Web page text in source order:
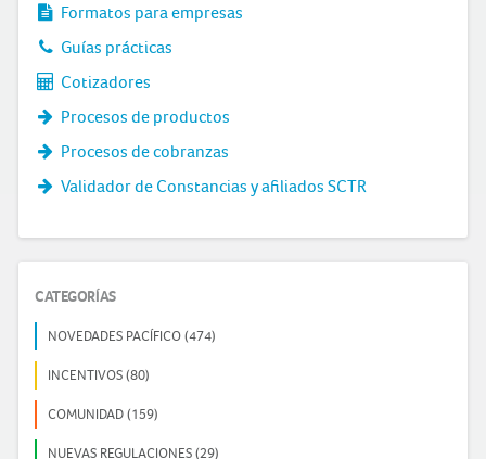
Formatos para empresas
Guías prácticas
Cotizadores
Procesos de productos
Procesos de cobranzas
Validador de Constancias y afiliados SCTR
CATEGORÍAS
NOVEDADES PACÍFICO (474)
INCENTIVOS (80)
COMUNIDAD (159)
NUEVAS REGULACIONES (29)